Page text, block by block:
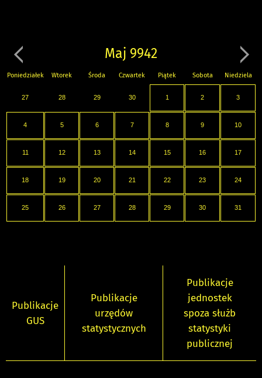
Maj 9942
Poniedziałek Wtorek Środa Czwartek Piątek Sobota Niedziela
27 28 29 30 1 2 3
4 5 6 7 8 9 10
11 12 13 14 15 16 17
18 19 20 21 22 23 24
25 26 27 28 29 30 31
Publikacje
GUS
Publikacje
urzędów
statystycznych
Publikacje
jednostek
spoza służb
statystyki
publicznej